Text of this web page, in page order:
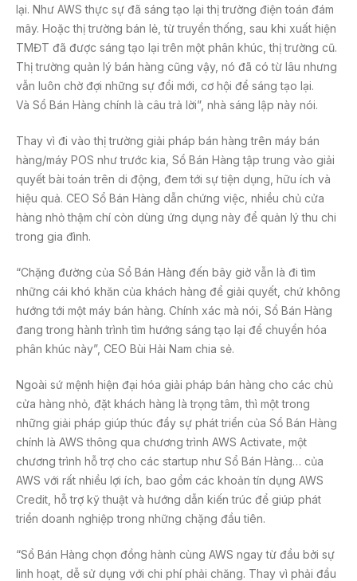
lại. Như AWS thực sự đã sáng tạo lại thị trường điện toán đám
mây. Hoặc thị trường bán lẻ, từ truyền thống, sau khi xuất hiện
TMĐT đã được sáng tạo lại trên một phân khúc, thị trường cũ.
Thị trường quản lý bán hàng cũng vậy, nó đã có từ lâu nhưng
vẫn luôn chờ đợi những sự đổi mới, cơ hội để sáng tạo lại.
Và Sổ Bán Hàng chính là câu trả lời”, nhà sáng lập này nói.
Thay vì đi vào thị trường giải pháp bán hàng trên máy bán
hàng/máy POS như trước kia, Sổ Bán Hàng tập trung vào giải
quyết bài toán trên di động, đem tới sự tiện dụng, hữu ích và
hiệu quả. CEO Sổ Bán Hàng dẫn chứng việc, nhiều chủ cửa
hàng nhỏ thậm chí còn dùng ứng dụng này để quản lý thu chi
trong gia đình.
“Chặng đường của Sổ Bán Hàng đến bây giờ vẫn là đi tìm
những cái khó khăn của khách hàng để giải quyết, chứ không
hướng tới một máy bán hàng. Chính xác mà nói, Sổ Bán Hàng
đang trong hành trình tìm hướng sáng tạo lại để chuyển hóa
phân khúc này”, CEO Bùi Hải Nam chia sẻ.
Ngoài sứ mệnh hiện đại hóa giải pháp bán hàng cho các chủ
cửa hàng nhỏ, đặt khách hàng là trọng tâm, thì một trong
những giải pháp giúp thúc đẩy sự phát triển của Sổ Bán Hàng
chính là AWS thông qua chương trình AWS Activate, một
chương trình hỗ trợ cho các startup như Sổ Bán Hàng… của
AWS với rất nhiều lợi ích, bao gồm các khoản tín dụng AWS
Credit, hỗ trợ kỹ thuật và hướng dẫn kiến trúc để giúp phát
triển doanh nghiệp trong những chặng đầu tiên.
“Sổ Bán Hàng chọn đồng hành cùng AWS ngay từ đầu bởi sự
linh hoạt, dễ sử dụng với chi phí phải chăng. Thay vì phải đầu